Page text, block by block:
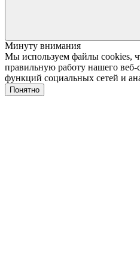
Минуту внимания
Мы используем файлы cookies,
правильную работу нашего веб-
функций социальных сетей и
Понятно